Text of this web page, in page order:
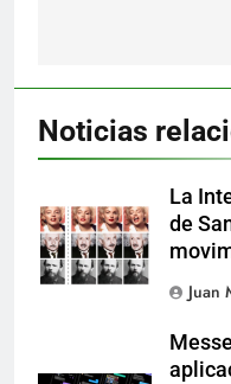
Noticias
La
de
Juan